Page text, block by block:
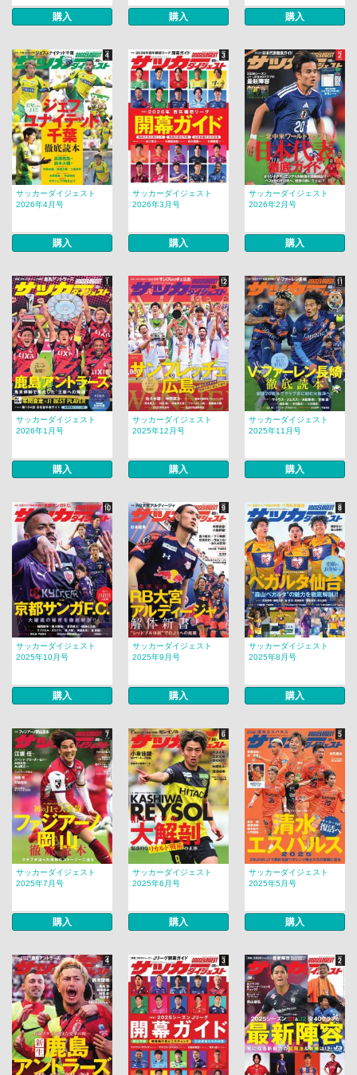
購入 購入 購入
サッカーダイジェスト
2026年4月号
購入
サッカーダイジェスト
2026年3月号
購入
サッカーダイジェスト
2026年2月号
購入
サッカーダイジェスト
2026年1月号
購入
サッカーダイジェスト
2025年12月号
購入
サッカーダイジェスト
2025年11月号
購入
サッカーダイジェスト
2025年10月号
購入
サッカーダイジェスト
2025年9月号
購入
サッカーダイジェスト
2025年8月号
購入
サッカーダイジェスト
2025年7月号
購入
サッカーダイジェスト
2025年6月号
購入
サッカーダイジェスト
2025年5月号
購入